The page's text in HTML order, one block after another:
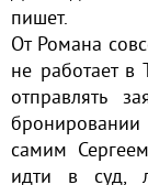
пишет.
От Романа
не работает в
отправлять
самим
идти в суд,